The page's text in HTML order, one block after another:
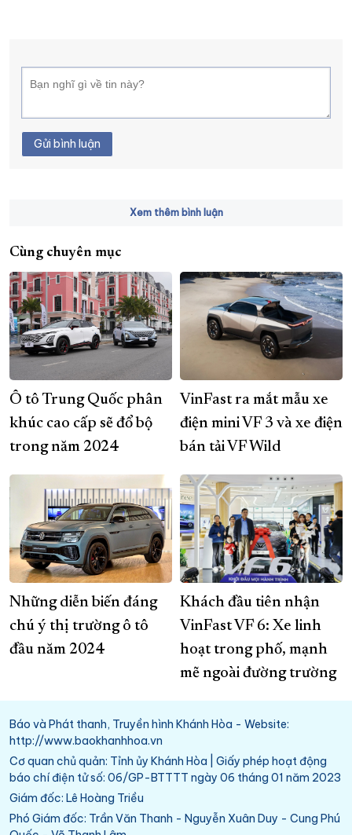
Gửi bình luận
Xem thêm bình luận
Cùng chuyên mục
Ô tô Trung Quốc phân
khúc cao cấp sẽ đổ bộ
trong năm 2024
VinFast ra mắt mẫu xe
điện mini VF 3 và xe điện
bán tải VF Wild
Những diễn biến đáng
chú ý thị trường ô tô
đầu năm 2024
Khách đầu tiên nhận
VinFast VF 6: Xe linh
hoạt trong phố, mạnh
mẽ ngoài đường trường
Báo và Phát thanh, Truyền hình Khánh Hòa - Website:
http://www.baokhanhhoa.vn
Cơ quan chủ quản: Tỉnh ủy Khánh Hòa | Giấy phép hoạt động
báo chí điện tử số: 06/GP-BTTTT ngày 06 tháng 01 năm 2023
Giám đốc: Lê Hoàng Triều
Phó Giám đốc: Trần Văn Thanh - Nguyễn Xuân Duy - Cung Phú